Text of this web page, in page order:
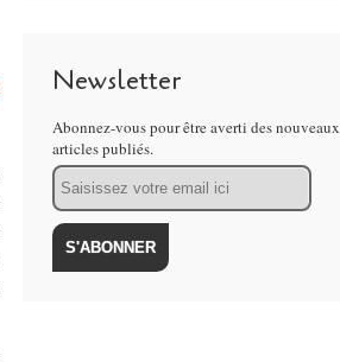
Newsletter
Abonnez-vous pour être averti des nouveaux
articles publiés.
Email